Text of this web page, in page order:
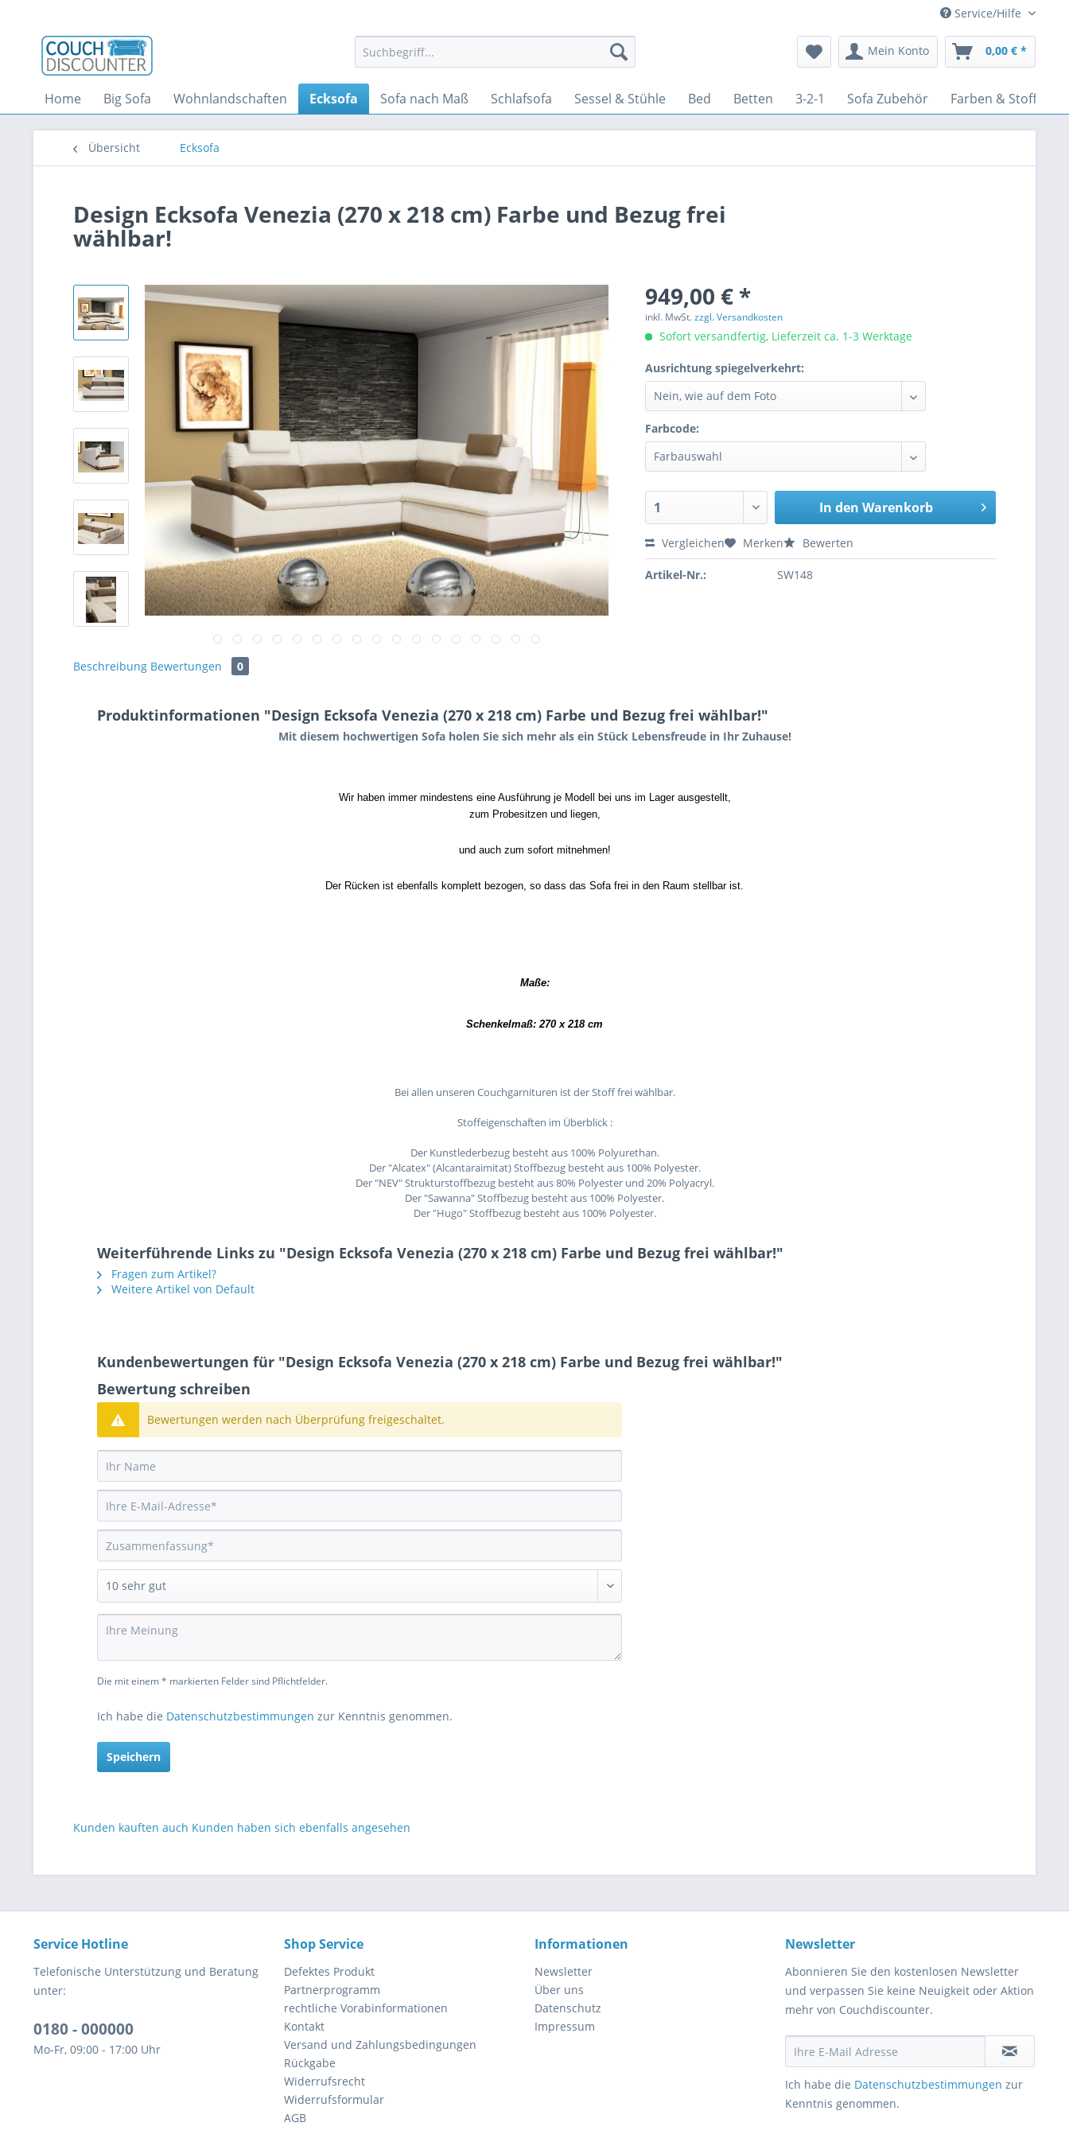
Service/Hilfe
Mein Konto 0,00 € *
Home Big Sofa Wohnlandschaften Ecksofa Sofa nach Maß Schlafsofa Sessel & Stühle Bed Betten 3-2-1 Sofa Zubehör Farben & Stoffe
Übersicht Ecksofa
Design Ecksofa Venezia (270 x 218 cm) Farbe und Bezug frei
wählbar!
949,00 € *
inkl. MwSt.zzgl. Versandkosten
Sofort versandfertig, Lieferzeit ca. 1-3 Werktage
Ausrichtung spiegelverkehrt:
Farbcode:
In den Warenkorb
Vergleichen Merken Bewerten
Artikel-Nr.: SW148
Beschreibung Bewertungen 0
Produktinformationen "Design Ecksofa Venezia (270 x 218 cm) Farbe und Bezug frei wählbar!"
Mit diesem hochwertigen Sofa holen Sie sich mehr als ein Stück Lebensfreude in Ihr Zuhause!
Wir haben immer mindestens eine Ausführung je Modell bei uns im Lager ausgestellt,
zum Probesitzen und liegen,
und auch zum sofort mitnehmen!
Der Rücken ist ebenfalls komplett bezogen, so dass das Sofa frei in den Raum stellbar ist.
Maße:
Schenkelmaß: 270 x 218 cm
Bei allen unseren Couchgarnituren ist der Stoff frei wählbar.
Stoffeigenschaften im Überblick :
Der Kunstlederbezug besteht aus 100% Polyurethan.
Der "Alcatex" (Alcantaraimitat) Stoffbezug besteht aus 100% Polyester.
Der "NEV" Strukturstoffbezug besteht aus 80% Polyester und 20% Polyacryl.
Der "Sawanna" Stoffbezug besteht aus 100% Polyester.
Der "Hugo" Stoffbezug besteht aus 100% Polyester.
Weiterführende Links zu "Design Ecksofa Venezia (270 x 218 cm) Farbe und Bezug frei wählbar!"
Fragen zum Artikel?
Weitere Artikel von Default
Kundenbewertungen für "Design Ecksofa Venezia (270 x 218 cm) Farbe und Bezug frei wählbar!"
Bewertung schreiben
Bewertungen werden nach Überprüfung freigeschaltet.
Die mit einem * markierten Felder sind Pflichtfelder.
Ich habe die Datenschutzbestimmungen zur Kenntnis genommen.
Speichern
Kunden kauften auch Kunden haben sich ebenfalls angesehen
Service Hotline
Telefonische Unterstützung und Beratung
unter:
0180 - 000000
Mo-Fr, 09:00 - 17:00 Uhr
Shop Service
Defektes Produkt
Partnerprogramm
rechtliche Vorabinformationen
Kontakt
Versand und Zahlungsbedingungen
Rückgabe
Widerrufsrecht
Widerrufsformular
AGB
Informationen
Newsletter
Über uns
Datenschutz
Impressum
Newsletter
Abonnieren Sie den kostenlosen Newsletter
und verpassen Sie keine Neuigkeit oder Aktion
mehr von Couchdiscounter.
Ich habe die Datenschutzbestimmungen zur
Kenntnis genommen.